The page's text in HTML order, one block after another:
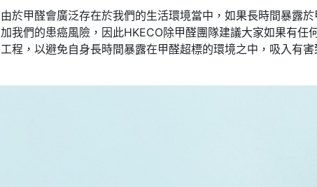
由於甲醛會廣泛存在於我們的生活環境當中，如果長時間暴露
加我們的患癌風險，因此HKECO除甲醛團隊建議大家如果有
工程，以避免自身長時間暴露在甲醛超標的環境之中，吸入有害